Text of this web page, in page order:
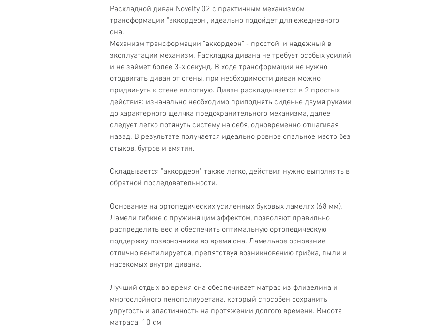
Раскладной диван Novelty 02 с практичным механизмом
трансформации "аккордеон", идеально подойдет для ежедневного
сна.
Механизм трансформации "аккордеон" - простой и надежный в
эксплуатации механизм. Раскладка дивана не требует особых усилий
и не займет более 3-х секунд. В ходе трансформации не нужно
отодвигать диван от стены, при необходимости диван можно
придвинуть к стене вплотную. Диван раскладывается в 2 простых
действия: изначально необходимо приподнять сиденье двумя руками
до характерного щелчка предохранительного механизма, далее
следует легко потянуть систему на себя, одновременно отшагивая
назад. В результате получается идеально ровное спальное место без
стыков, бугров и вмятин.
Складывается "аккордеон" также легко, действия нужно выполнять в
обратной последовательности.
Основание на ортопедических усиленных буковых ламелях (68 мм).
Ламели гибкие с пружинящим эффектом, позволяют правильно
распределить вес и обеспечить оптимальную ортопедическую
поддержку позвоночника во время сна. Ламельное основание
отлично вентилируется, препятствуя возникновению грибка, пыли и
насекомых внутри дивана.
Лучший отдых во время сна обеспечивает матрас из флизелина и
многослойного пенополиуретана, который способен сохранить
упругость и эластичность на протяжении долгого времени. Высота
матраса: 10 см